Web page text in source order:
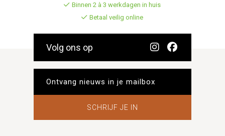
Binnen 2 à 3 werkdagen in huis
Betaal veilig online
Volg ons op
SCHRIJF JE IN